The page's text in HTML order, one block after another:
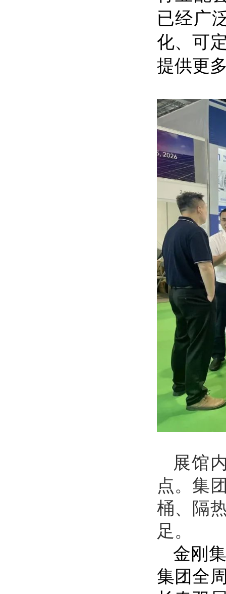
已经广
化、可
提供更
展馆
点。集
桶、隔
足。
金刚
集团全